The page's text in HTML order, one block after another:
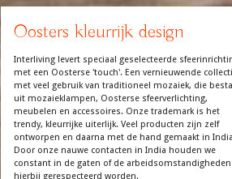
Oosters kleurrijk design
Interliving levert speciaal geselecteerde
met een Oosterse 'touch'. Een vernieuwende
met veel gebruik van traditioneel mozaiek, die
uit mozaieklampen, Oosterse sfeerverlichting,
meubelen en accessoires. Onze trademark is het
trendy, kleurrijke uiterlijk. Veel producten zijn zelf
ontworpen en daarna met de hand gemaakt in
Door onze nauwe contacten in India houden we
constant in de gaten of de arbeidsomstandigheden
hierbij gerespecteerd worden.